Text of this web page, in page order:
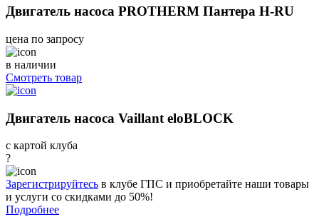
Двигатель насоса PROTHERM Пантера H-RU
цена по запросу
в наличии
Смотреть товар
Двигатель насоса Vaillant eloBLOCK
с картой клуба
?
Зарегистрируйтесь в клубе ГПС и приобретайте наши товары
и услуги со скидками до 50%!
Подробнее